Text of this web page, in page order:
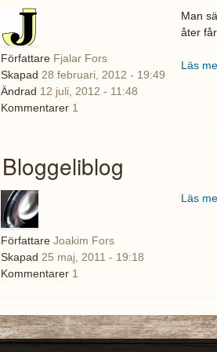
Författare Fjalar Fors
Skapad 28 februari, 2012 - 19:49
Ändrad 12 juli, 2012 - 11:48
Kommentarer 1
Man
åter
Läs
Bloggeliblog
Författare Joakim Fors
Skapad 25 maj, 2011 - 19:18
Kommentarer 1
Läs